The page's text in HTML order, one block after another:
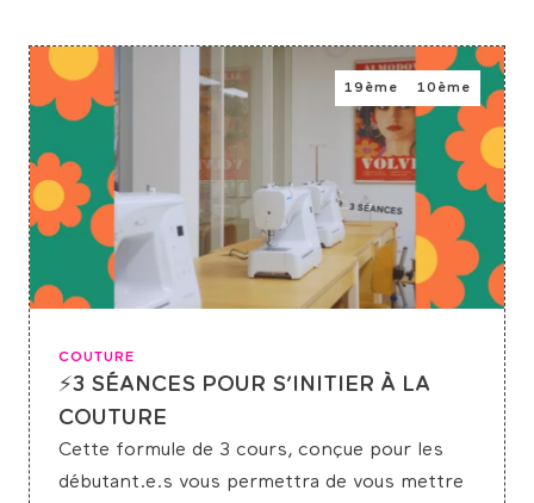
19ème 10ème
COUTURE
⚡3 SÉANCES POUR S’INITIER À LA
COUTURE
Cette formule de 3 cours, conçue pour les
débutant.e.s vous permettra de vous mettre